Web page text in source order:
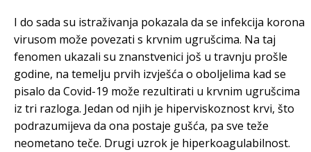
I do sada su istraživanja pokazala da se infekcija korona
virusom može povezati s krvnim ugrušcima. Na taj
fenomen ukazali su znanstvenici još u travnju prošle
godine, na temelju prvih izvješća o oboljelima kad se
pisalo da Covid-19 može rezultirati u krvnim ugrušcima
iz tri razloga. Jedan od njih je hiperviskoznost krvi, što
podrazumijeva da ona postaje gušća, pa sve teže
neometano teče. Drugi uzrok je hiperkoagulabilnost.